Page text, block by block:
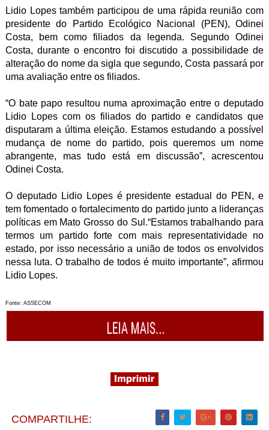
Lidio Lopes também participou de uma rápida reunião com
presidente do Partido Ecológico Nacional (PEN), Odinei
Costa, bem como filiados da legenda. Segundo Odinei
Costa, durante o encontro foi discutido a possibilidade de
alteração do nome da sigla que segundo, Costa passará por
uma avaliação entre os filiados.
“O bate papo resultou numa aproximação entre o deputado
Lidio Lopes com os filiados do partido e candidatos que
disputaram a última eleição. Estamos estudando a possível
mudança de nome do partido, pois queremos um nome
abrangente, mas tudo está em discussão”, acrescentou
Odinei Costa.
O deputado Lidio Lopes é presidente estadual do PEN, e
tem fomentado o fortalecimento do partido junto a lideranças
políticas em Mato Grosso do Sul.“Estamos trabalhando para
termos um partido forte com mais representatividade no
estado, por isso necessário a união de todos os envolvidos
nessa luta. O trabalho de todos é muito importante”, afirmou
Lidio Lopes.
Fonte: ASSECOM
COMPARTILHE: